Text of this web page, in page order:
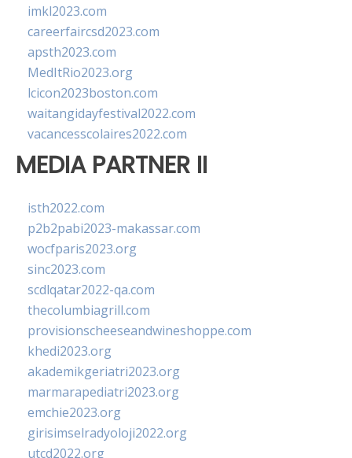
imkl2023.com
careerfaircsd2023.com
apsth2023.com
MedItRio2023.org
lcicon2023boston.com
waitangidayfestival2022.com
vacancesscolaires2022.com
MEDIA PARTNER II
isth2022.com
p2b2pabi2023-makassar.com
wocfparis2023.org
sinc2023.com
scdlqatar2022-qa.com
thecolumbiagrill.com
provisionscheeseandwineshoppe.com
khedi2023.org
akademikgeriatri2023.org
marmarapediatri2023.org
emchie2023.org
girisimselradyoloji2022.org
utcd2022.org